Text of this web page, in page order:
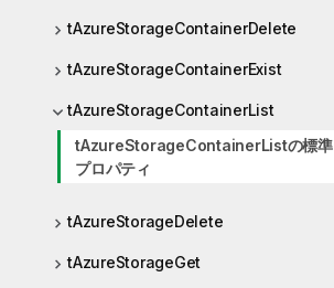
tAzureStorageContainerDelete
tAzureStorageContainerExist
tAzureStorageContainerList
tAzureStorageContainerListの標準
プロパティ
tAzureStorageDelete
tAzureStorageGet